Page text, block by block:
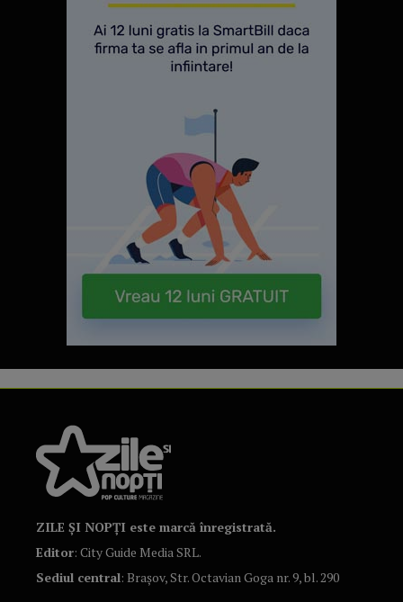
ZILE ȘI NOPȚI este marcă înregistrată.
Editor: City Guide Media SRL.
Sediul central: Brașov, Str. Octavian Goga nr. 9, bl. 290